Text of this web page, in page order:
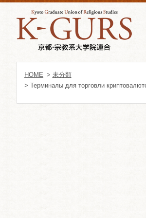
HOME > 未分類
> Терминалы для торговли